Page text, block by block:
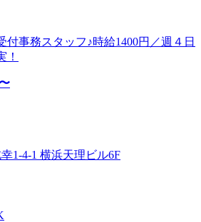
付事務スタッフ♪時給1400円／週４日
！
1-4-1 横浜天理ビル6F